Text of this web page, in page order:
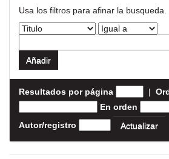
Usa los filtros para afinar la busqueda.
Resultados por página |
En orden
Autor/registro